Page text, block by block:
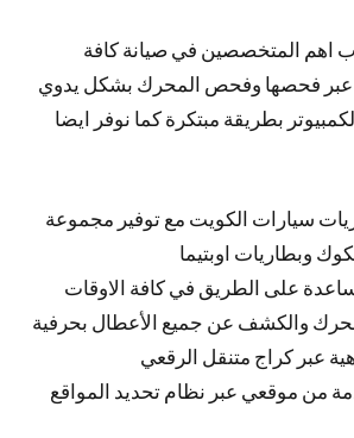
اهم المتخصصين في صيانة كافة
عبر فحصها وفحص المحرك بشكل يدوي
بطريقة مبتكرة كما نوفر ايضا
سيارات الكويت مع توفير مجموعة
وبطاريات اوبتيما
على الطريق في كافة الاوقات
والكشف عن جميع الأعطال بحرفية
عبر كراج متنقل الرقعي
من موقعي عبر نظام تحديد المواقع